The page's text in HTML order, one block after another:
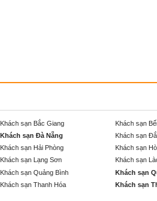
Khách sạn Bắc Giang Khách sạn
Khách sạn Đà Nẵng Khách sạn
Khách sạn Hải Phòng Khách sạn
Khách sạn Lạng Sơn Khách sạn
Khách sạn Quảng Bình Khách sạn
Khách sạn Thanh Hóa Khách sạn